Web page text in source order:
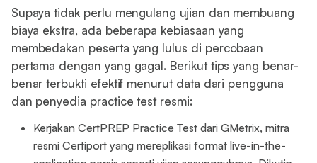
Supaya tidak perlu mengulang ujian dan membuang
biaya ekstra, ada beberapa kebiasaan yang
membedakan peserta yang lulus di percobaan
pertama dengan yang gagal. Berikut tips yang benar-
benar terbukti efektif menurut data dari pengguna
dan penyedia practice test resmi:
Kerjakan CertPREP Practice Test dari GMetrix, mitra
resmi Certiport yang mereplikasi format live-in-the-